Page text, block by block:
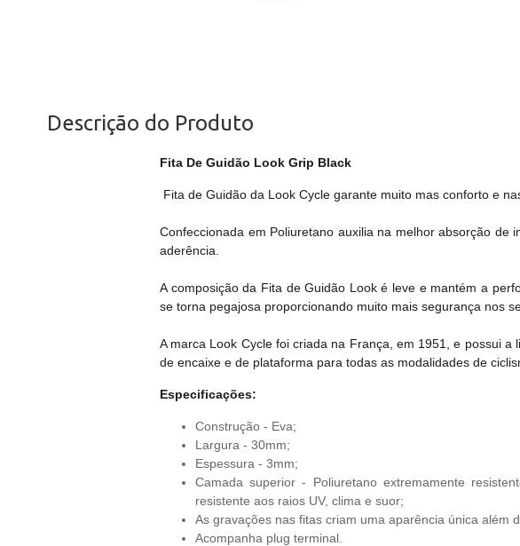
Descrição do Produto
Fita De Guidão Look Grip Black
Fita de Guidão da Look Cycle garante muito mas conforto e
Confeccionada em Poliuretano auxilia na melhor absorção
aderência.
A composição da Fita de Guidão Look é leve e mantém a
se torna pegajosa proporcionando muito mais segurança nos
A marca Look Cycle foi criada na França, em 1951, e possui
de encaixe e de plataforma para todas as modalidades de
Especificações:
Construção - Eva;
Largura - 30mm;
Espessura - 3mm;
Camada superior - Poliuretano extremamente
resistente aos raios UV, clima e suor;
As gravações nas fitas criam uma aparência única além
Acompanha plug terminal.